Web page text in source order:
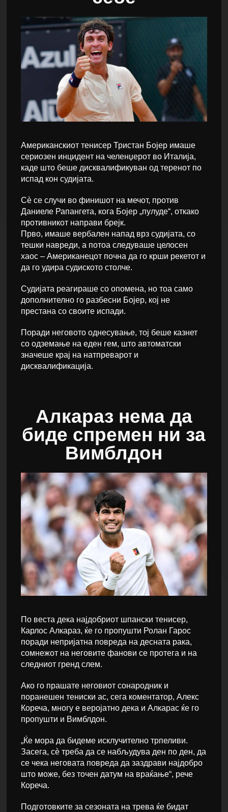
Американскиот тенисер Тристан Бојер имаше
сериозен инцидент на челенџерот во Италија,
каде што беше дисквалификуван од теренот по
испад кон судијата.
Сè се случи во финишот на мечот, против
Даниеле Рапангета, кога Бојер „пулуде“, откако
противникот направи брејк.
Прво, имаше вербален напад врз судијата, со
тешки навреди, а потоа следуваше целосен
хаос – Американецот почна да го крши рекетот и
да го удира судиското столче.
Судијата реагираше со опомена, но тоа само
дополнително го разбесни Бојер, кој не
престана со своите испади.
Поради неговото однесување, тој беше казнет
со одземање на еден гем, што автоматски
значеше крај на натпреварот и
дисквалификација.
Алкараз нема да
биде спремен ни за
Вимблдон
По веста дека најдобриот шпански тенисер,
Карлос Алкараз, ќе го пропушти Ролан Гарос
поради непријатна повреда на десната рака,
сомнежот на неговите фанови се протега и на
следниот гренд слем.
Ако го прашате неговиот сонародник и
поранешен тениски ас, сега коментатор, Алекс
Кореча, многу е веројатно дека и Алкарас ќе го
пропушти и Вимблдон.
„Ќе мора да бидеме исклучително трпеливи.
Засега, сè треба да се набљудува ден по ден, да
се чека неговата повреда да заздрави најдобро
што може, без точен датум на враќање“, рече
Кореча.
Подготовките за сезоната на трева ќе бидат